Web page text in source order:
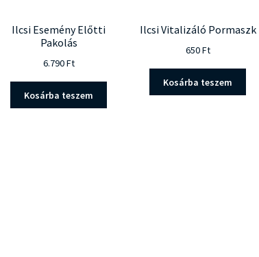
Ilcsi Esemény Előtti
Pakolás
6.790Ft
Kosárba teszem
Ilcsi Vitalizáló Pormaszk
650Ft
Kosárba teszem